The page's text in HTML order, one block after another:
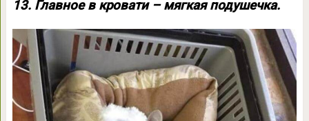
13. Главное в кровати – мягкая подушечка.